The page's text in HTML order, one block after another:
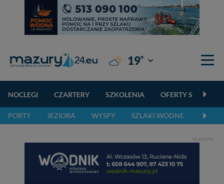
19° Giżycko
NOCLEGI CZARTERY SZKOLENIA OFERTY
PORTY JEZIORA WYSPY SZLAKI WODNE
REKLAMA